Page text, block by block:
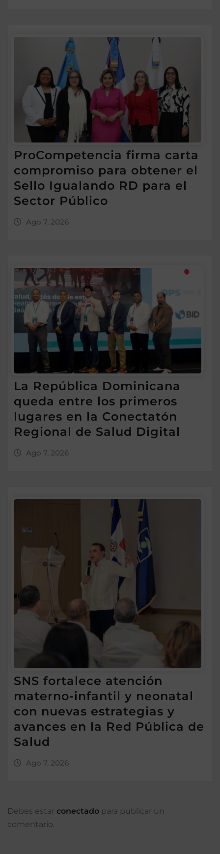
ProCompetencia firma carta
compromiso para obtener el
Sello Igualando RD para el
Sector Público
Ago 7, 2026
La República Dominicana
queda entre los primeros
lugares en la Conectatón
Regional de Salud Digital
Ago 7, 2026
SNS fortalece atención
materno-infantil y neonatal
con nuevas estrategias y
avances en la Red Pública de
Salud
Ago 7, 2026
Debes estar conectado para publicar un
comentario.